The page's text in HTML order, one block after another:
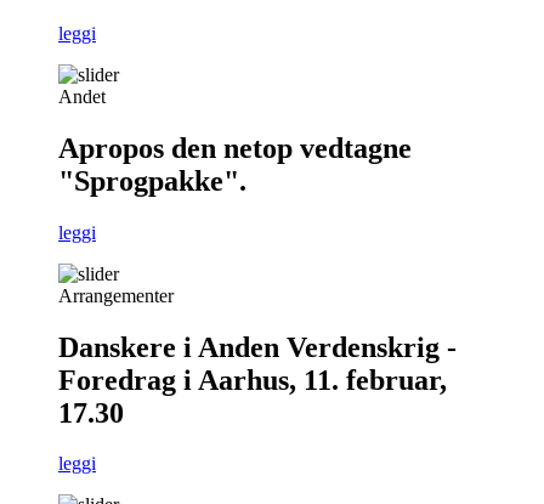
leggi
Andet
Apropos den netop vedtagne
"Sprogpakke".
leggi
Arrangementer
Danskere i Anden Verdenskrig -
Foredrag i Aarhus, 11. februar,
17.30
leggi